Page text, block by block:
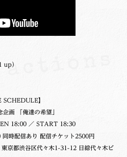
up）
】
画 「俺達の希望」
18:00 ／ START 18:30
時配信あり 配信チケット2500円
京都渋谷区代々木1-31-12 日綜代々木ビ